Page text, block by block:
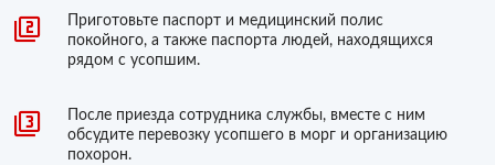
Приготовьте паспорт и медицинский полис
покойного, а также паспорта людей, находящихся
рядом с усопшим.
После приезда сотрудника службы, вместе с ним
обсудите перевозку усопшего в морг и организацию
похорон.